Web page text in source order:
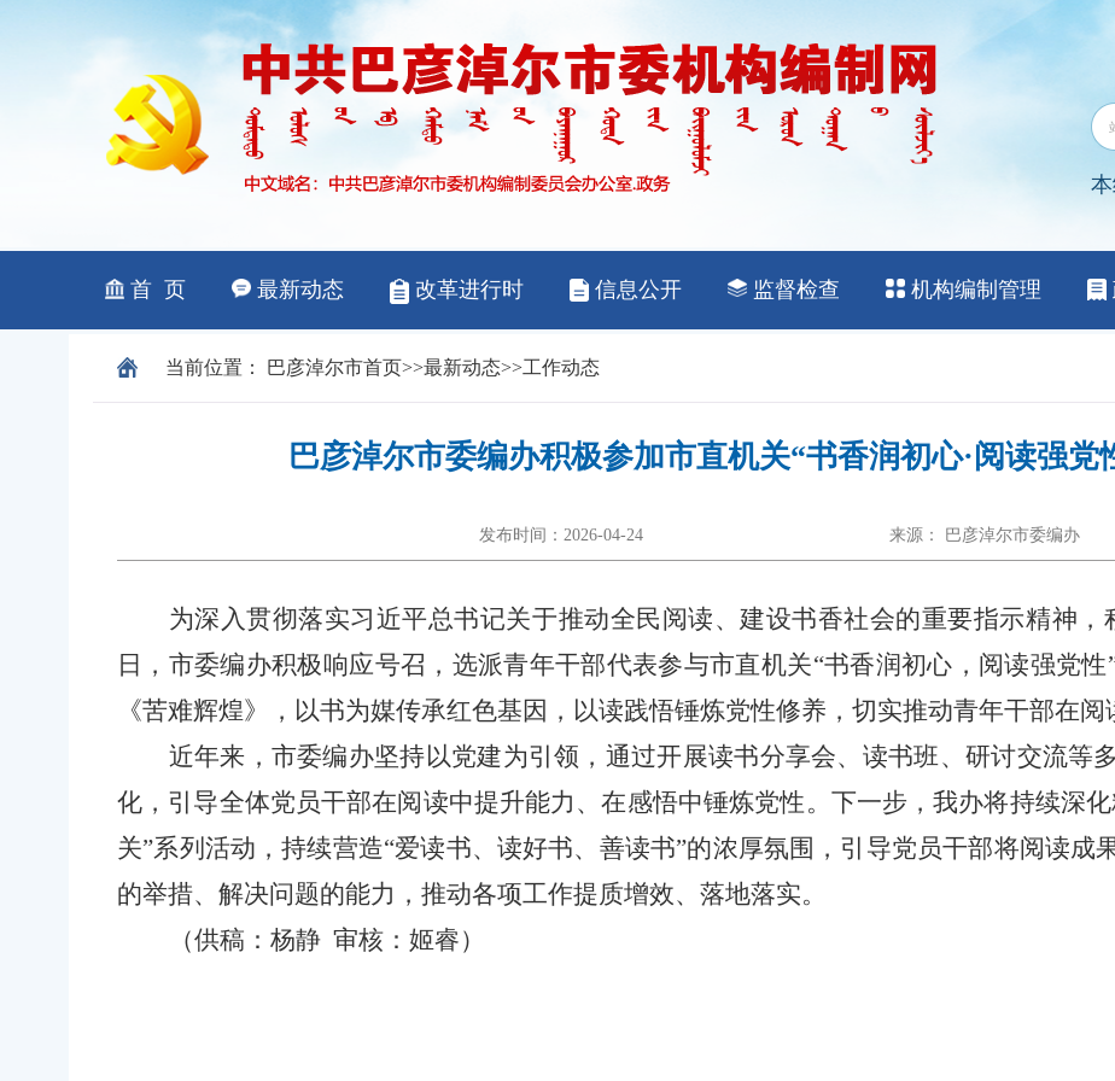
当前位置： 巴彦淖尔市首页>>最新动态>>工作动态
巴彦淖尔市委编办积极参加市直机关“书香润初心·阅读强党
发布时间：2026-04-24 来源： 巴彦淖尔市委编办
为深入贯彻落实习近平总书记关于推动全民阅读、建设书香社会的重要指示精神，
日 ，市委编办积极响应号召，选派青年干部代表参与市直机关“书香润初心，阅读强党
《苦难辉煌》， 以书为媒传承红色基因，以读践悟锤炼党性修养，切实推动青年干部在阅
近年来，市委编办坚持以党建为引领，通过开展读书分享会、读书班、研讨交流等
化，引导全体党员干部在阅读中提升能力、在感悟中锤炼党性。下一步，我办将持续深
关”系列活动，持续营造“爱读书、读好书、善读书”的浓厚氛围，引导党员干部将阅读成
的举措、解决问题的能力，推动各项工作提质增效、落地落实。
（供稿：杨静 审核：姬睿）